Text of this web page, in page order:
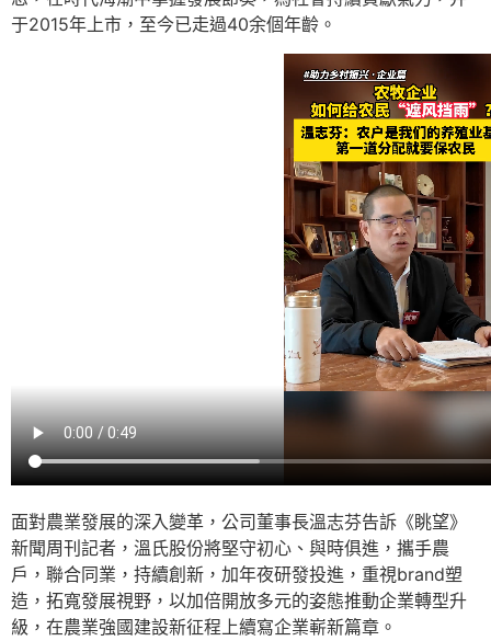
于2015年上市，至今已走過40余個年齡。
面對農業發展的深入變革，公司董事長溫志芬告訴《眺望》
新聞周刊記者，溫氏股份將堅守初心、與時俱進，攜手農
戶，聯合同業，持續創新，加年夜研發投進，重視brand塑
造，拓寬發展視野，以加倍開放多元的姿態推動企業轉型升
級，在農業強國建設新征程上續寫企業嶄新篇章。